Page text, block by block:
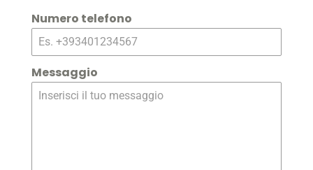
Numero telefono
Messaggio